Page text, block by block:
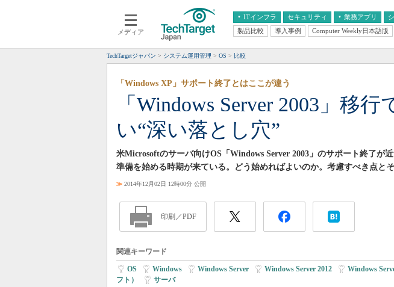
メディア
ITインフラ
クラウド
スマートモバイル
ネットワーク
システム運用管理
セキュリティ 業務アプリ
エンタープライズAI
ERP
CX
情報系システム
経営とIT 医療IT
製品比較 導入事例 Computer Weekly日本語版
TechTargetジャパン システム運用管理 OS 比較
「Windows Server 2003」移行
い“深い落とし穴”
「Windows XP」サポート終了とはここが違う
米Microsoftのサーバ向けOS「Windows Server 2003」のサポート終了が
準備を始める時期が来ている。どう始めればよいのか。考慮すべき点と
≫ 2014年12月02日 12時00分 公開
印刷／PDF
関連キーワード
OS Windows Windows Server Windows Server 2012 Windows
フト）
サーバ